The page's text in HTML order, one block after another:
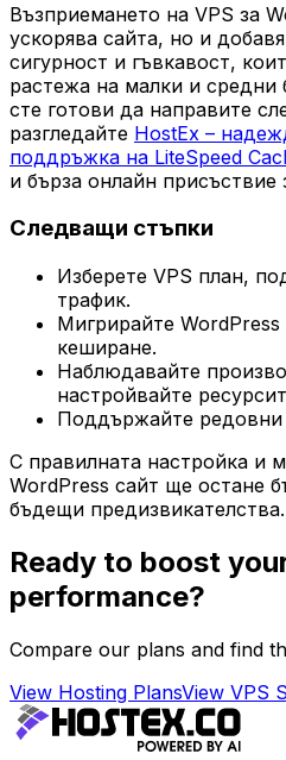
Възприемането на VPS за
ускорява сайта, но и
сигурност и гъвкавост,
растежа на малки и средни
сте готови да направите
разгледайте HostEx –
поддръжка на LiteSpeed
и бърза онлайн присъствие
Следващи стъпки
Изберете VPS план,
трафик.
Мигрирайте
кеширане.
Наблюдавайте
настройвайте
Поддържайте редовни
С правилната настройка и
WordPress сайт ще остане
бъдещи предизвикателства.
Ready to boost
performance?
Compare our plans and find
View Hosting PlansView VPS